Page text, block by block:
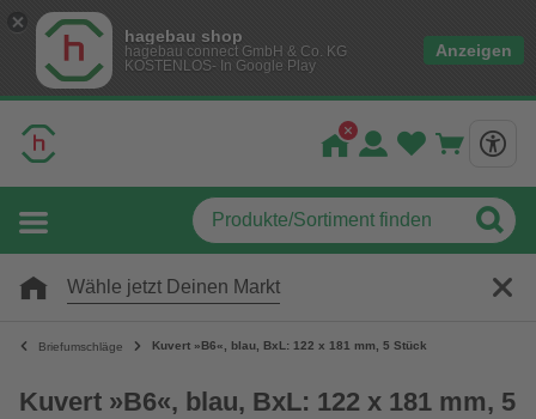
hagebau shop
hagebau connect GmbH & Co. KG
KOSTENLOS- In Google Play
Anzeigen
Wähle jetzt Deinen Markt
Briefumschläge Kuvert »B6«, blau, BxL: 122 x 181 mm, 5 Stück
Kuvert »B6«, blau, BxL: 122 x 181 mm, 5